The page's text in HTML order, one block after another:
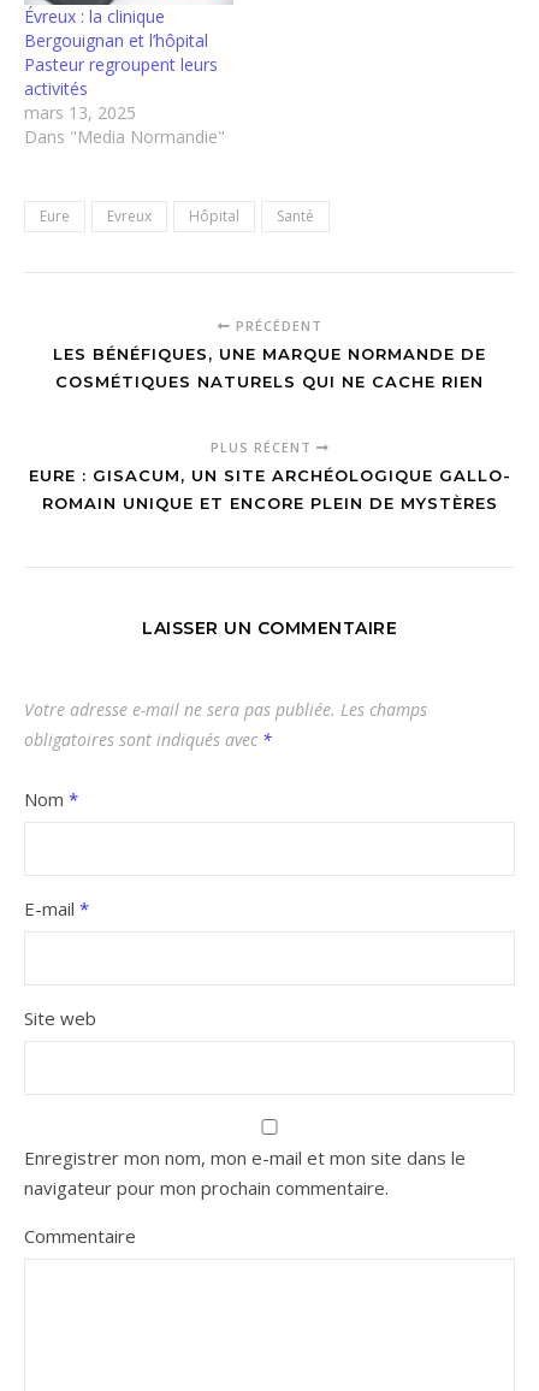
Évreux : la clinique
Bergouignan et l’hôpital
Pasteur regroupent leurs
activités
mars 13, 2025
Dans "Media Normandie"
Eure Evreux Hôpital Santé
PRÉCÉDENT
LES BÉNÉFIQUES, UNE MARQUE NORMANDE DE
COSMÉTIQUES NATURELS QUI NE CACHE RIEN
PLUS RÉCENT
EURE : GISACUM, UN SITE ARCHÉOLOGIQUE GALLO-
ROMAIN UNIQUE ET ENCORE PLEIN DE MYSTÈRES
LAISSER UN COMMENTAIRE
Votre adresse e-mail ne sera pas publiée. Les champs
obligatoires sont indiqués avec *
Nom *
E-mail *
Site web
Enregistrer mon nom, mon e-mail et mon site dans le
navigateur pour mon prochain commentaire.
Commentaire